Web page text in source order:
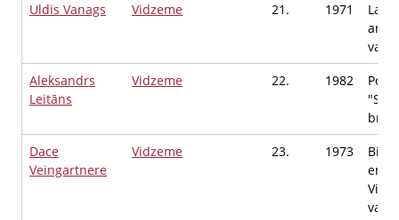
Uldis Vanags
Vidzeme 21. 1971
Aleksandrs
Leitāns
Vidzeme 22. 1982
Dace
Veingartnere
Vidzeme 23. 1973